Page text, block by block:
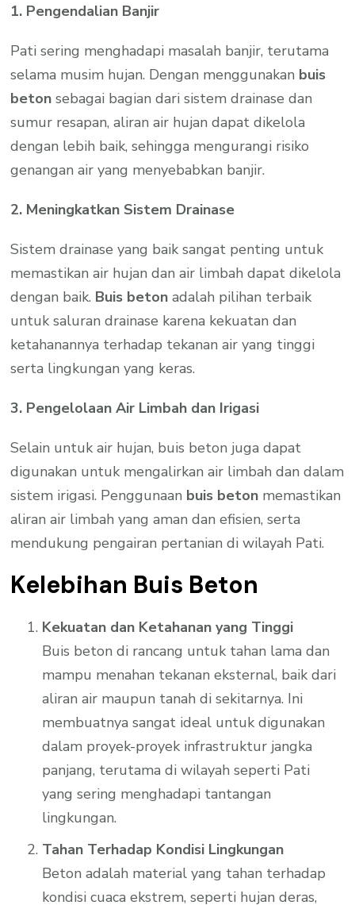
1. Pengendalian Banjir
Pati sering menghadapi masalah banjir, terutama
selama musim hujan. Dengan menggunakan buis
beton sebagai bagian dari sistem drainase dan
sumur resapan, aliran air hujan dapat dikelola
dengan lebih baik, sehingga mengurangi risiko
genangan air yang menyebabkan banjir.
2. Meningkatkan Sistem Drainase
Sistem drainase yang baik sangat penting untuk
memastikan air hujan dan air limbah dapat dikelola
dengan baik. Buis beton adalah pilihan terbaik
untuk saluran drainase karena kekuatan dan
ketahanannya terhadap tekanan air yang tinggi
serta lingkungan yang keras.
3. Pengelolaan Air Limbah dan Irigasi
Selain untuk air hujan, buis beton juga dapat
digunakan untuk mengalirkan air limbah dan dalam
sistem irigasi. Penggunaan buis beton memastikan
aliran air limbah yang aman dan efisien, serta
mendukung pengairan pertanian di wilayah Pati.
Kelebihan Buis Beton
Kekuatan dan Ketahanan yang Tinggi
Buis beton di rancang untuk tahan lama dan
mampu menahan tekanan eksternal, baik dari
aliran air maupun tanah di sekitarnya. Ini
membuatnya sangat ideal untuk digunakan
dalam proyek-proyek infrastruktur jangka
panjang, terutama di wilayah seperti Pati
yang sering menghadapi tantangan
lingkungan.
Tahan Terhadap Kondisi Lingkungan
Beton adalah material yang tahan terhadap
kondisi cuaca ekstrem, seperti hujan deras,